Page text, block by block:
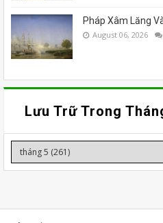
Pháp Xâm Lăng
August 06, 2026
Lưu Trữ Trong